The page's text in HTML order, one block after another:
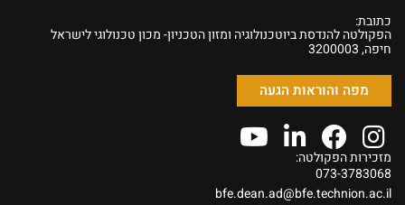
כתובת:
הפקולטה להנדסת ביוטכנולוגיה ומזון הטכניון- מכון טכנולוגי לישראל
חיפה, 3200003
מפה והוראות הגעה
מזכירות הפקולטה:
073-3783068
bfe.dean.ad@bfe.technion.ac.il